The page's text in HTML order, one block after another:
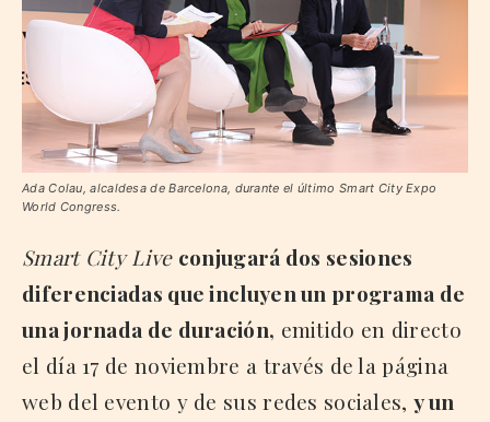
Ada Colau, alcaldesa de Barcelona, durante el último Smart City Expo
World Congress.
Smart City Live conjugará dos sesiones
diferenciadas que incluyen un programa de
una jornada de duración, emitido en directo
el día 17 de noviembre a través de la página
web del evento y de sus redes sociales, y un